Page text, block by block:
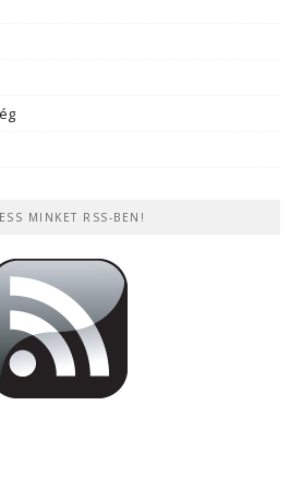
MINKET RSS-BEN!